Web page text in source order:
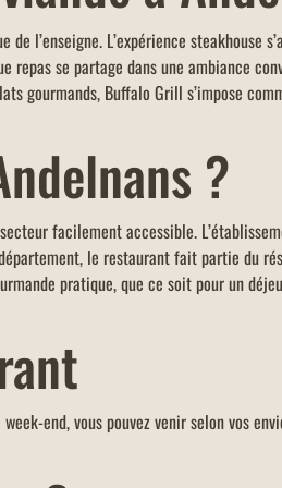
la
et
OFFRE FAMILLES
Un menu KIDS offert dans
restaurants Buffalo Grill sur
votre carte famille
l’enseigne. L’expérience steakhouse
repas se partage dans une ambiance
gourmands, Buffalo Grill s’impose
?
facilement accessible.
le restaurant fait partie du
pratique, que ce soit pour un
end, vous pouvez venir selon vos